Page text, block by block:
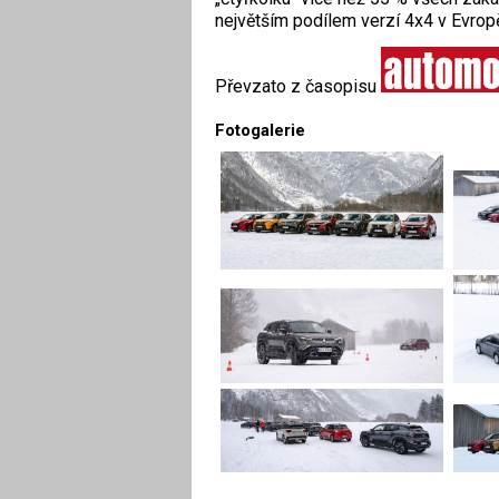
největším podílem verzí 4x4 v
Převzato z časopisu
Fotogalerie